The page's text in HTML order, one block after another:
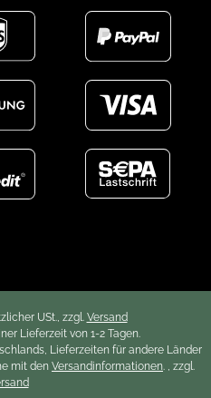
USt., zzgl. Versand
Lieferzeit von 1-2 Tagen.
Lieferzeiten für andere Länder
mit den Versandinformationen. , zzgl.